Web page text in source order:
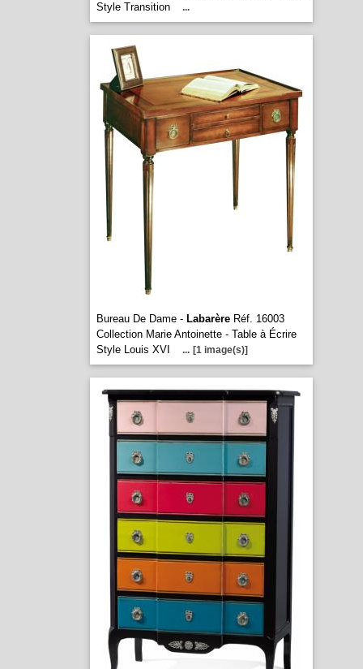
Style Transition
...
Bureau De Dame - LabarèreRéf. 16003
Collection Marie Antoinette - Table à Écrire
Style Louis XVI
... [1 image(s)]